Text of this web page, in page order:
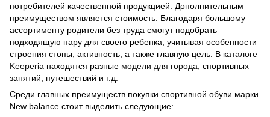
потребителей качественной продукцией. Дополнительным
преимуществом является стоимость. Благодаря большому
ассортименту родители без труда смогут подобрать
подходящую пару для своего ребенка, учитывая особенности
строения стопы, активность, а также главную цель. В каталоге
Keeperia находятся разные модели для города , спортивных
занятий, путешествий и т.д.
Среди главных преимуществ покупки спортивной обуви марки
New balance стоит выделить следующие: